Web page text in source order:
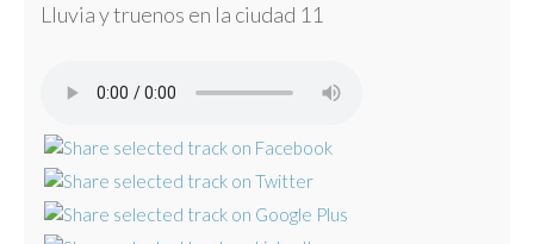
Lluvia y truenos en la ciudad 11